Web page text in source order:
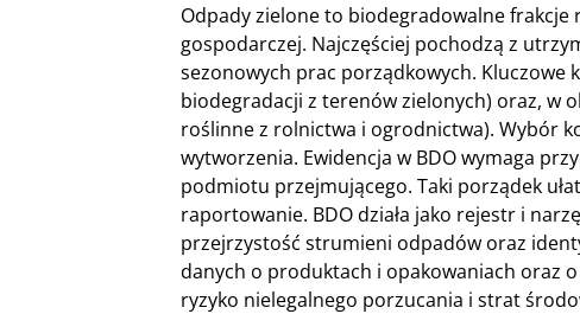
Odpady zielone to biodegradowalne frakcje
gospodarczej. Najczęściej pochodzą z
sezonowych prac porządkowych. Kluczowe
biodegradacji z terenów zielonych) oraz, w
roślinne z rolnictwa i ogrodnictwa). Wybór
wytworzenia. Ewidencja w BDO wymaga
podmiotu przejmującego. Taki porządek
raportowanie. BDO działa jako rejestr i
przejrzystość strumieni odpadów oraz
danych o produktach i opakowaniach oraz
ryzyko nielegalnego porzucania i strat